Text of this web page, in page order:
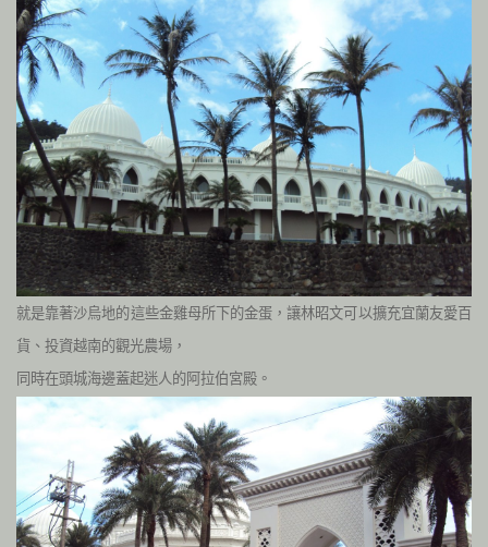
就是靠著沙烏地的這些金雞母所下的金蛋，讓林昭文可以擴充宜蘭友愛百
貨、投資越南的觀光農場，
同時在頭城海邊蓋起迷人的阿拉伯宮殿。